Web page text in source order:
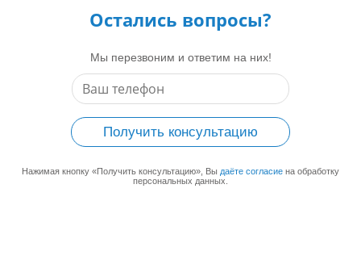
Остались вопросы?
Мы перезвоним и ответим на них!
Получить консультацию
Нажимая кнопку «Получить консультацию», Вы даёте согласие на обработку
персональных данных.